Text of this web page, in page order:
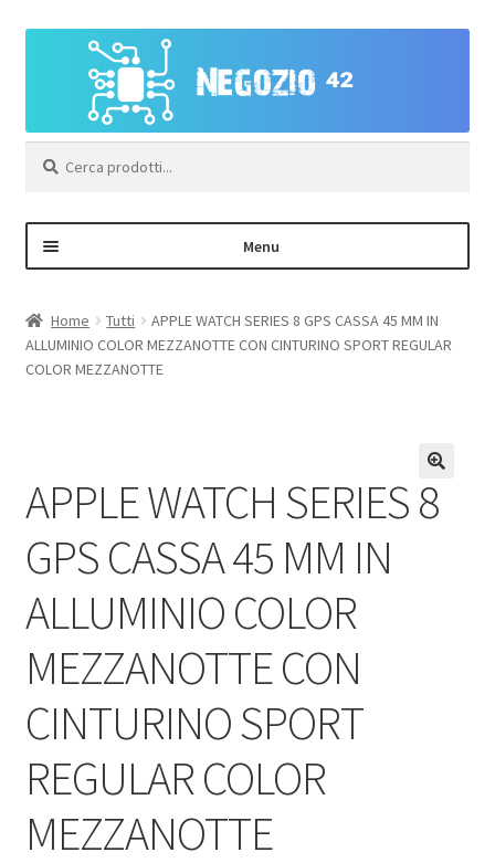
navigazione
contenuto
Menu
Area Personale – Registrazione
Home Tutti
APPLE WATCH SERIES 8 GPS CASSA 45 MM IN
ALLUMINIO COLOR MEZZANOTTE CON CINTURINO SPORT REGULAR
COLOR MEZZANOTTE
APPLE WATCH SERIES 8
GPS CASSA 45 MM IN
ALLUMINIO COLOR
MEZZANOTTE CON
CINTURINO SPORT
REGULAR COLOR
MEZZANOTTE